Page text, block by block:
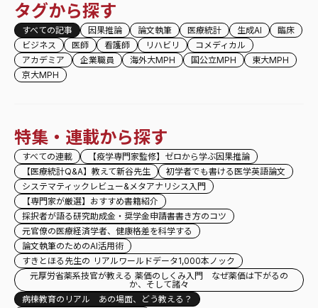
タグから探す
すべての記事 因果推論 論文執筆 医療統計 生成AI
臨床
ビジネス
医師 看護師 リハビリ
コメディカル
アカデミア
企業職員 海外大MPH 国公立MPH
東大MPH
京大MPH
特集・連載から探す
すべての連載
【疫学専門家監修】ゼロから学ぶ因果推論
【医療統計Q&A】教えて新谷先生
初学者でも書ける医学英語論文
システマティックレビュー&メタアナリシス入門
【専門家が厳選】おすすめ書籍紹介
採択者が語る研究助成金・奨学金申請書書き方のコツ
元官僚の医療経済学者、健康格差を科学する
論文執筆のためのAI活用術
すきとほる先生の リアルワールドデータ1,000本ノック
元厚労省薬系技官が教える 薬価のしくみ入門 なぜ薬価は下がるの
か、そして諸々
病棟教育のリアル あの場面、どう教える？